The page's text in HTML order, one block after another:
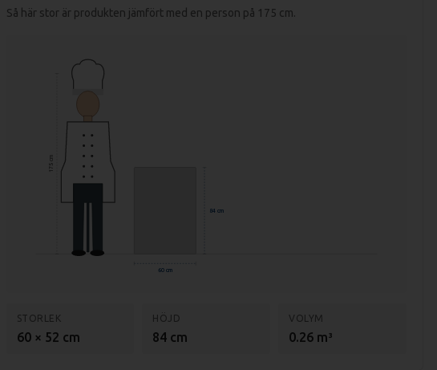
Så här stor är produkten jämfört med en person på 175 cm.
175 cm
84 cm
60 cm
STORLEK
60 × 52 cm
HÖJD
84 cm
VOLYM
0.26 m³